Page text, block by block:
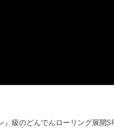
』級のどんでんローリング展開